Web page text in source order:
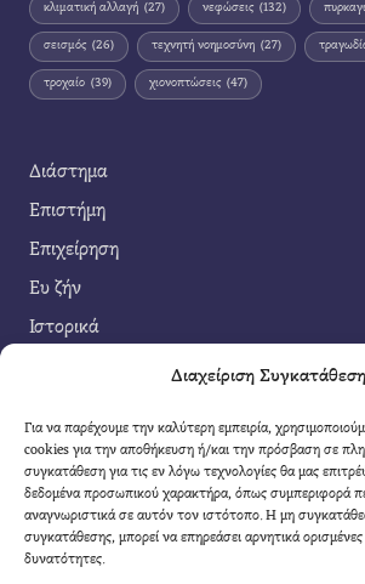
Διαχείριση
Για να παρέχουμε την καλύτερη εμπειρία,
cookies για την αποθήκευση ή/και την πρόσβαση σε
συγκατάθεση για τις εν λόγω τεχνολογίες θα μας
δεδομένα προσωπικού χαρακτήρα, όπως συμπεριφορά
αναγνωριστικά σε αυτόν τον ιστότοπο. Η μη
συγκατάθεσης, μπορεί να επηρεάσει αρνητικά ορισμένες
δυνατότητες.
κλιματική αλλαγή (27) νεφώσεις (132)
σεισμός (26) τεχνητή νοημοσύνη (27)
τροχαίο (39) χιονοπτώσεις (47)
Διάστημα
Επιστήμη
Επιχείρηση
Ευ ζήν
Ιστορικά
Τέχνη
Τεχνολογία
Υγεία
Φαντασία